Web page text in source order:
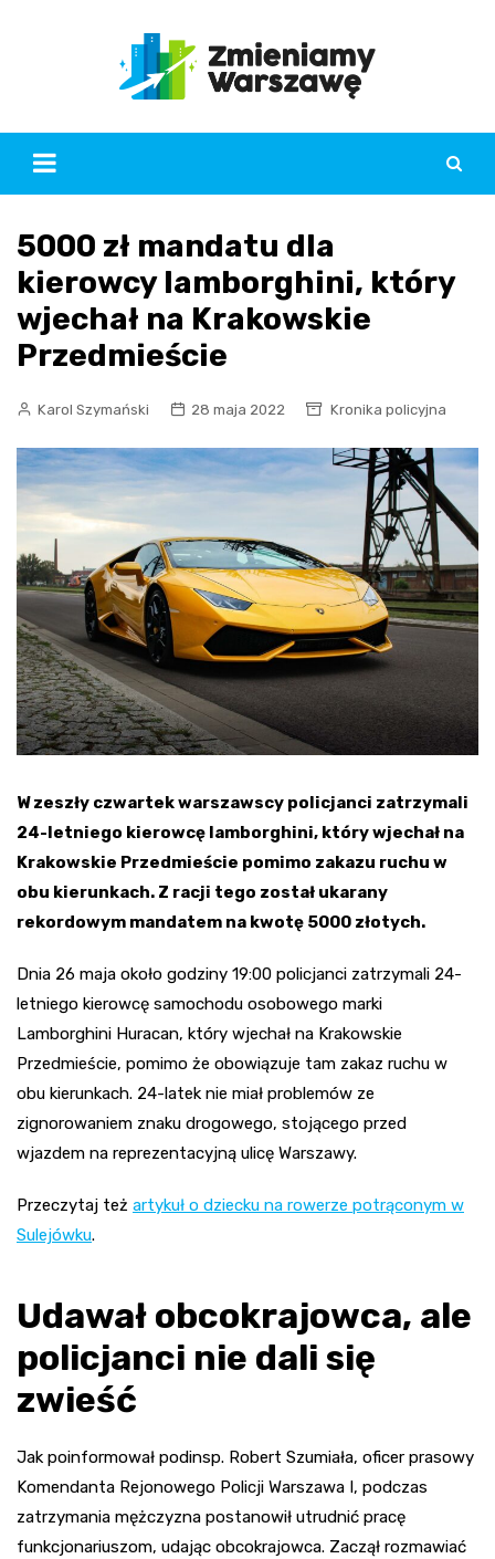
5000 zł mandatu dla
kierowcy lamborghini, który
wjechał na Krakowskie
Przedmieście
Karol Szymański 28 maja 2022 Kronika policyjna
W zeszły czwartek warszawscy policjanci zatrzymali
24-letniego kierowcę lamborghini, który wjechał na
Krakowskie Przedmieście pomimo zakazu ruchu w
obu kierunkach. Z racji tego został ukarany
rekordowym mandatem na kwotę 5000 złotych.
Dnia 26 maja około godziny 19:00 policjanci zatrzymali 24-
letniego kierowcę samochodu osobowego marki
Lamborghini Huracan, który wjechał na Krakowskie
Przedmieście, pomimo że obowiązuje tam zakaz ruchu w
obu kierunkach. 24-latek nie miał problemów ze
zignorowaniem znaku drogowego, stojącego przed
wjazdem na reprezentacyjną ulicę Warszawy.
Przeczytaj też artykuł o dziecku na rowerze potrąconym w
Sulejówku.
Udawał obcokrajowca, ale
policjanci nie dali się
zwieść
Jak poinformował podinsp. Robert Szumiała, oficer prasowy
Komendanta Rejonowego Policji Warszawa I, podczas
zatrzymania mężczyzna postanowił utrudnić pracę
funkcjonariuszom, udając obcokrajowca. Zaczął rozmawiać